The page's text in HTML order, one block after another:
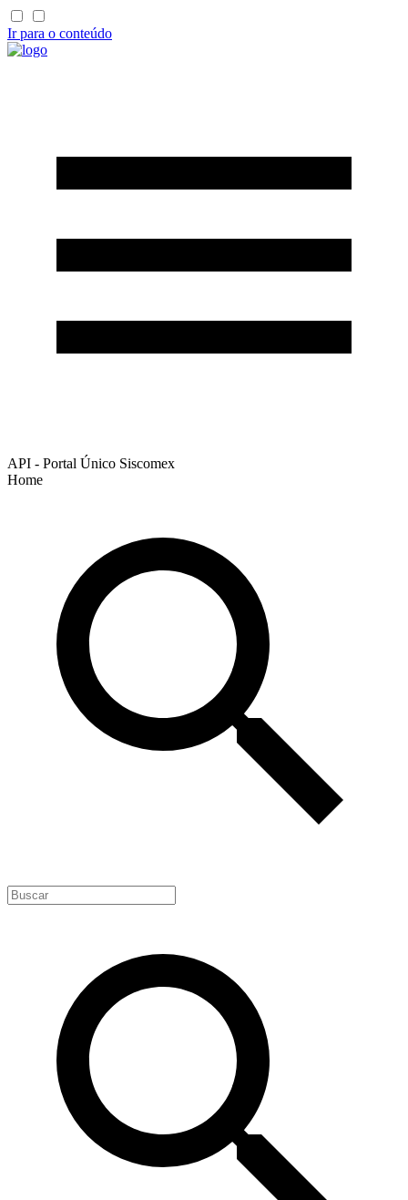
Ir para o conteúdo
API - Portal Único Siscomex
Home